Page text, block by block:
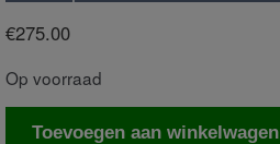
€275.00
Op voorraad
koelerpakket
Toevoegen aan winkelwagen